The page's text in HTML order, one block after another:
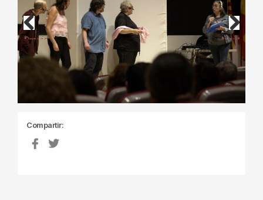
Previous Next
Compartir: